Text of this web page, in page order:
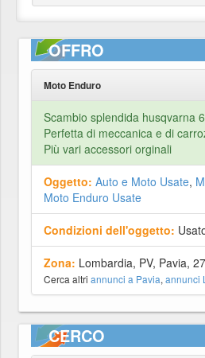
OFFRO
Moto Enduro
Scambio splendida husqvarna
Perfetta di meccanica e di
Più vari accessori orginali
Oggetto: Auto e Moto Usate,
Moto Enduro Usate
Condizioni dell'oggetto:
Zona: Lombardia, PV, Pavia,
Cerca altri annunci a Pavia, annunci
CERCO